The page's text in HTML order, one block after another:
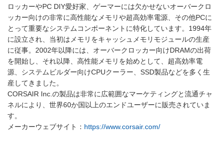
ロッカーやPC DIY愛好家、ゲーマーには欠かせないオーバークロ
ッカー向けの非常に高性能なメモリや超高効率電源、その他PCに
とって重要なシステムコンポーネントに特化しています。1994年
に設立され、当初はメモリをキャッシュメモリモジュールの生産
に従事。2002年以降には、オーバークロッカー向けDRAMの出荷
を開始し、それ以降、高性能メモリを始めとして、超高効率電
源、システムビルダー向けCPUクーラー、SSD製品などを多く生
産してきました。
CORSAIR Inc.の製品は非常に広範囲なマーケティングと流通チャ
ネルにより、世界60か国以上のエンドユーザーに販売されていま
す。
メーカーウェブサイト： https://www.corsair.com/